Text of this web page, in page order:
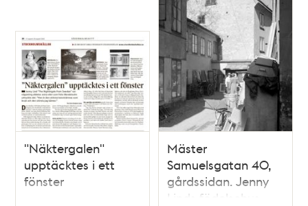
"Näktergalen"
upptäcktes i ett
fönster
Mäster
Samuelsgatan 40,
gårdssidan. Jenny
Linds födelsehus